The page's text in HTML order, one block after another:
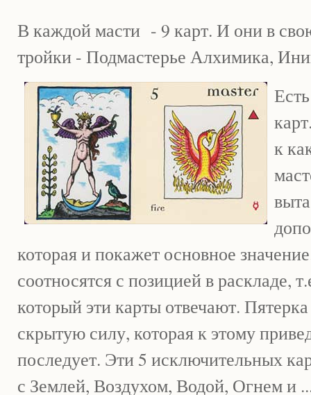
В каждой масти - 9 карт. И они в
тройки - Подмастерье Алхимика,
к
которая и покажет основное
соотносятся с позицией в раскладе,
который эти карты отвечают.
скрытую силу, которая к этому
последует. Эти 5 исключительных
с Землей, Воздухом, Водой, Огнем и